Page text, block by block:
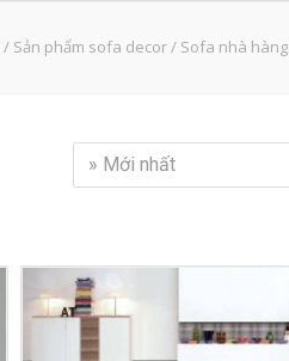
/ Sản phẩm sofa decor/ Sofa nhà hàng
» Mới nhất